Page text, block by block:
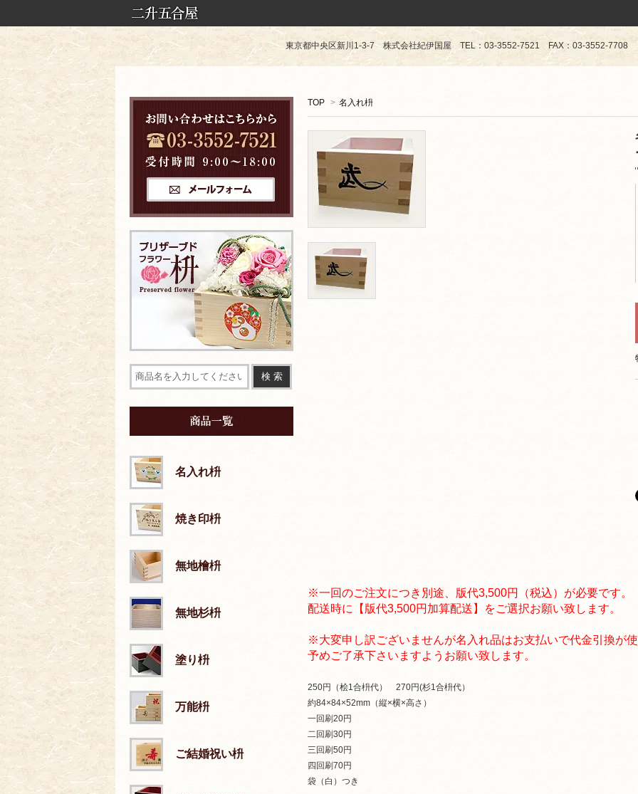
東京都中央区新川1-3-7 株式会社紀伊国屋 TEL：03-3552-7521 FAX：03-3552-7708
TOP > 名入れ枡
※一回のご注文につき別途、版代3,500円（税込）が必要です。
配送時に【版代3,500円加算配送】をご選択お願い致します。
※大変申し訳ございませんが名入れ品はお支払いで代金引換が
予めご了承下さいますようお願い致します。
250円（桧1合枡代） 270円(杉1合枡代）
約84×84×52mm（縦×横×高さ）
一回刷20円
二回刷30円
三回刷50円
四回刷70円
袋（白）つき
名入れ枡
焼き印枡
無地檜枡
無地杉枡
塗り枡
万能枡
ご結婚祝い枡